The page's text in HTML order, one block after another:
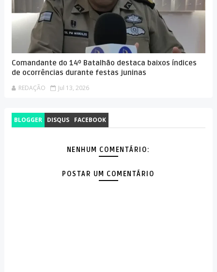
Comandante do 14º Batalhão destaca baixos índices
de ocorrências durante festas juninas
REDAÇÃO Jul 13, 2026
BLOGGER DISQUS FACEBOOK
NENHUM COMENTÁRIO:
POSTAR UM COMENTÁRIO